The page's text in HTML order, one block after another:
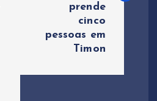
prende
cinco
pessoas em
Timon